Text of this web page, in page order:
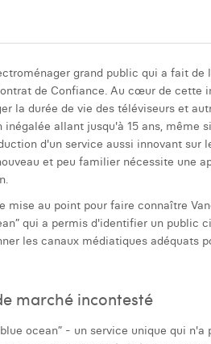
grand public qui a fait de
de Confiance. Au cœur de cette
la durée de vie des téléviseurs et
allant jusqu'à 15 ans, même
d'un service aussi innovant sur
et peu familier nécessite une
mise au point pour faire connaître
qui a permis d'identifier un public
les canaux médiatiques adéquats
marché incontesté
ocean” - un service unique qui n'a